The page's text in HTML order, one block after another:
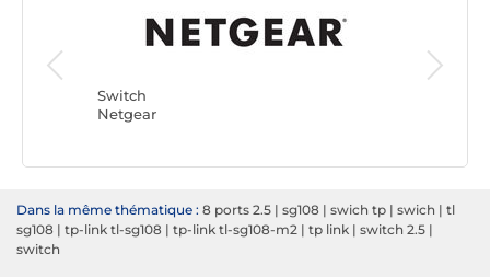
Switch
Netgear
Dans la même thématique : 8 ports 2.5 | sg108 | swich tp | swich | tl
sg108 | tp-link tl-sg108 | tp-link tl-sg108-m2 | tp link | switch 2.5 |
switch